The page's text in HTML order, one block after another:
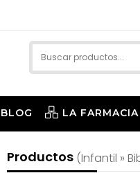
BLOG LA FARMACIA
Productos (infantil »